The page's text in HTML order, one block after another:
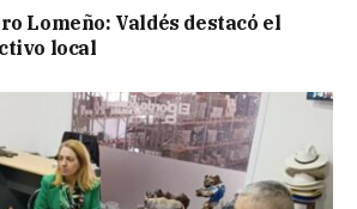
Lomeño: Valdés destacó el
local